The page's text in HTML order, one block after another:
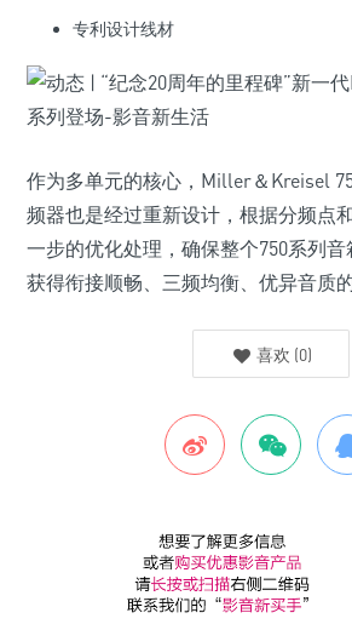
专利设计线材
作为多单元的核心，Miller＆Kreisel
频器也是经过重新设计，根据分频点
一步的优化处理，确保整个750系列
获得衔接顺畅、三频均衡、优异音质
喜欢 (0)